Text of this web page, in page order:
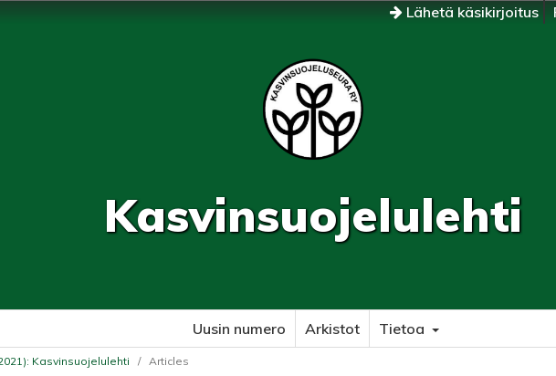
Lähetä käsikirjoitus
Kasvinsuojelulehti
Uusin numero Arkistot Tietoa
Kasvinsuojelulehti / Articles